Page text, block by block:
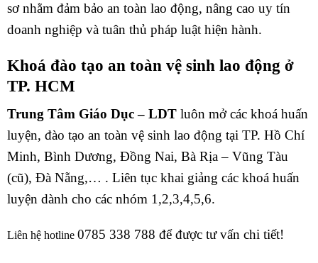
sơ nhằm đảm bảo an toàn lao động, nâng cao uy tín
doanh nghiệp và tuân thủ pháp luật hiện hành.
Khoá đào tạo an toàn vệ sinh lao động ở
TP. HCM
Trung Tâm Giáo Dục – LDTluôn mở các khoá huấn
luyện, đào tạo an toàn vệ sinh lao động tại TP. Hồ Chí
Minh, Bình Dương, Đồng Nai, Bà Rịa – Vũng Tàu
(cũ), Đà Nẵng,… . Liên tục khai giảng các khoá huấn
luyện dành cho các nhóm 1,2,3,4,5,6.
Liên hệ hotline 0785 338 788 để được tư vấn chi tiết!